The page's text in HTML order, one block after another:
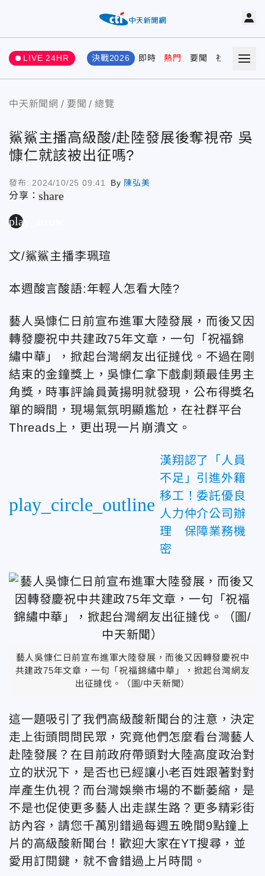
LIVE 24HR 決戰2026 即時 熱門 要聞 社會 娛樂
中天新聞網 要聞 總覽
鯊鯊主播高級酸/赴陸發展後奪視帝 吳
慷仁就該被出征嗎?
發布: 2024/10/25 09:41 By 陳弘美
分享：share
play_arrow
文/鯊鯊主播李珮瑄
本週酸言酸語:年輕人怎看大陸?
藝人吳慷仁日前宣布進軍大陸發展，而後又因
轉發慶祝中共建政75年文章，一句「祝福錦
繡中華」，掀起台灣網友出征撻伐。不過在剛
結束的金鐘獎上，吳慷仁拿下戲劇類最佳男主
角獎，時事評論員黃揚明就發現，公布得獎名
單的瞬間，現場氣氛明顯尷尬，在社群平台
Threads上，更出現一片崩潰文。
play_circle_outline
漢翔認了「人員
不足」引進外籍
移工！委託優良
人力仲介公司辦
理 保障業務機
密
藝人吳慷仁日前宣布進軍大陸發展，而後又因轉發慶祝中
共建政75年文章，一句「祝福錦繡中華」，掀起台灣網友
出征撻伐。（圖/中天新聞）
這一題吸引了我們高級酸新聞台的注意，決定
走上街頭問問民眾，究竟他們怎麼看台灣藝人
赴陸發展？在目前政府帶頭對大陸高度政治對
立的狀況下，是否也已經讓小老百姓跟著對對
岸產生仇視？而台灣娛樂市場的不斷萎縮，是
不是也促使更多藝人出走謀生路？更多精彩街
訪內容，請您千萬別錯過每週五晚間9點鐘上
片的高級酸新聞台！歡迎大家在YT搜尋，並
愛用訂閱鍵，就不會錯過上片時間。